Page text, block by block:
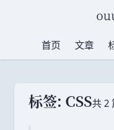
首页 文章
标签: CSS共 2